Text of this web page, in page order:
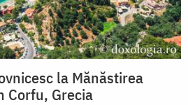
la Mănăstirea
Corfu, Grecia